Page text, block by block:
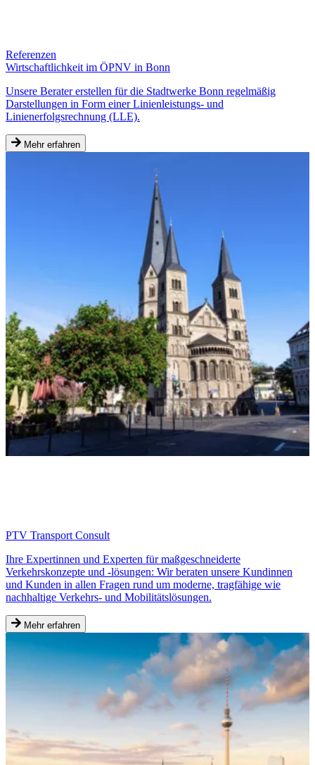
Referenzen
Wirtschaftlichkeit im ÖPNV in Bonn
Unsere Berater erstellen für die Stadtwerke Bonn regelmäßig
Darstellungen in Form einer Linienleistungs- und
Linienerfolgsrechnung (LLE).
Mehr erfahren
PTV Transport Consult
Ihre Expertinnen und Experten für maßgeschneiderte
Verkehrskonzepte und -lösungen: Wir beraten unsere Kundinnen
und Kunden in allen Fragen rund um moderne, tragfähige wie
nachhaltige Verkehrs- und Mobilitätslösungen.
Mehr erfahren